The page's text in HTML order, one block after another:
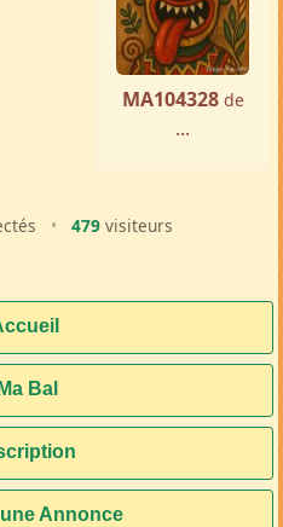
MA104328 de
...
• 479 visiteurs
Bal
Annonce